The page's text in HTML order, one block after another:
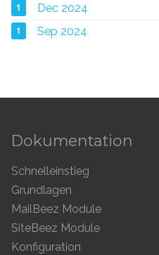
1 Dec 2024
1 Sep 2024
Dokumentation
Schnelleinstieg
Grundlagen
MailBeez Module
SiteBeez Module
Konfiguration